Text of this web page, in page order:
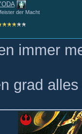
der Macht
immer
grad